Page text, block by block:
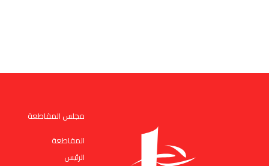
مجلس المقاطعة
المقاطعة
الرئيس